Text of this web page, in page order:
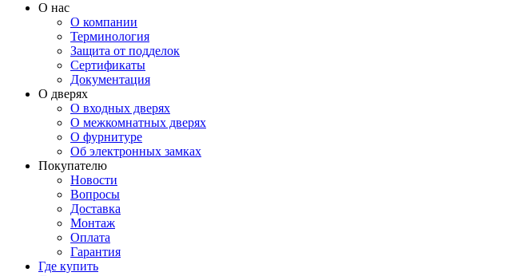
О нас
О компании
Терминология
Защита от подделок
Сертификаты
Документация
О дверях
О входных дверях
О межкомнатных дверях
О фурнитуре
Об электронных замках
Покупателю
Новости
Вопросы
Доставка
Монтаж
Оплата
Гарантия
Где купить